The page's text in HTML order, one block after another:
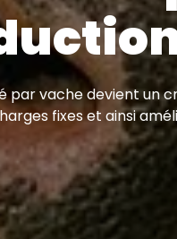
par vache devient un
fixes et ainsi